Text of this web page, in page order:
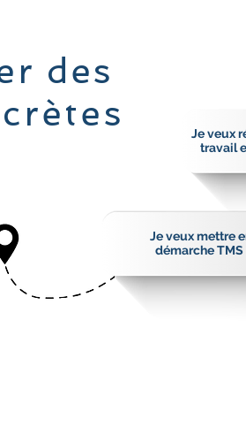
Je veux mettre
démarche
Je veux
travail
des